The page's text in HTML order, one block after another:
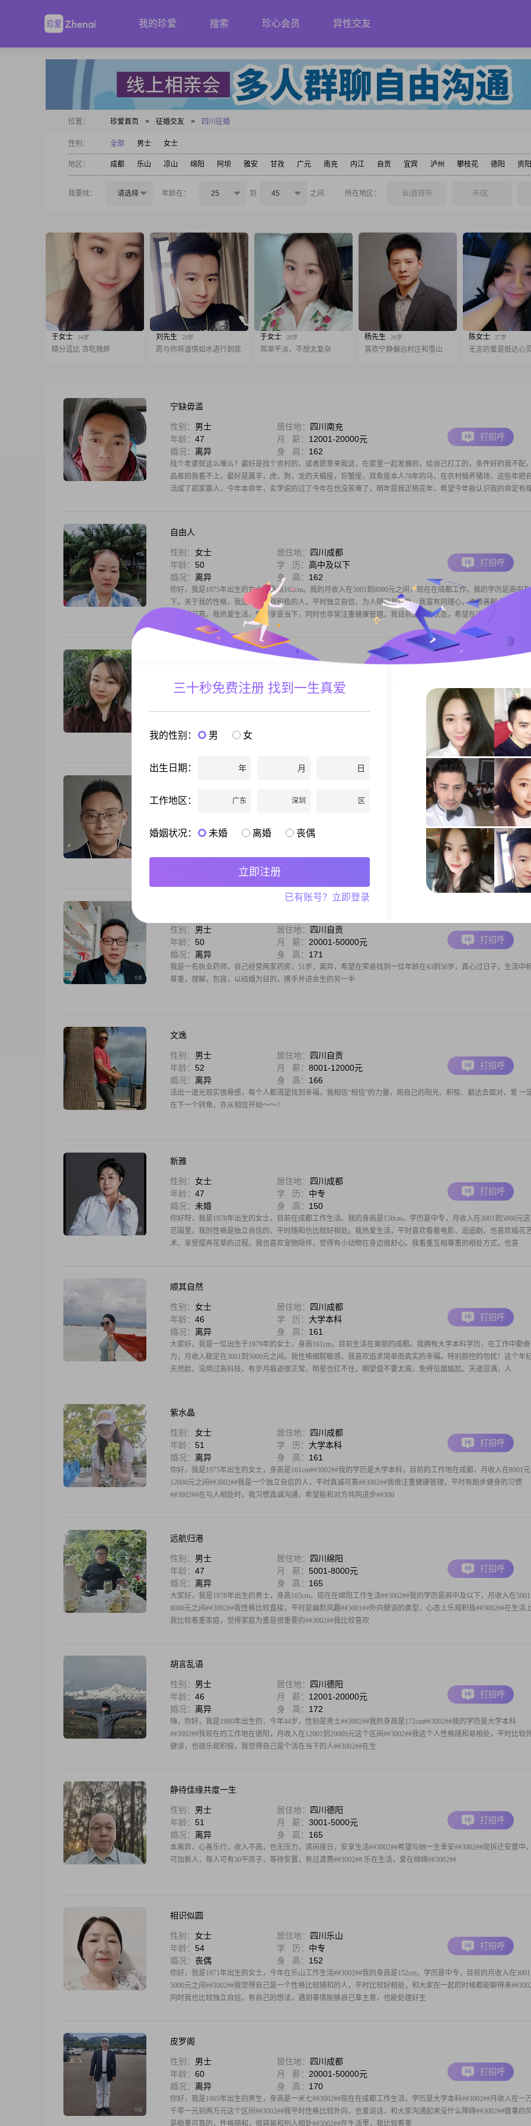
我的珍爱 搜索 珍心会员 异性交友
位置： 珍爱首页 > 征婚交友 > 四川征婚
性别： 全部 男士 女士
地区： 成都 乐山 凉山 绵阳 阿坝 雅安 甘孜 广元 南充 内江 自贡 宜宾 泸州 攀枝花 德阳 资阳
我要找： 请选择 年龄在： 25 到 45 之间 所在地区： 省/直辖市 市/区
于女士 34岁
精分逗比 贪吃微胖
刘先生 29岁
愿与你将温情如水进行到底
于女士 28岁
简单平淡，不想太复杂
杨先生 26岁
喜欢宁静偏远村庄和雪山
陈女士 27岁
无言的爱是抵达心
宁缺毋滥
性别： 男士 居住地：
四川南充
年龄： 47 月 薪： 12001-20000元
婚况： 离异 身 高： 162
找个老婆就这么难么？最好是找个农村的，或者愿意来我这，在家里一起发展的，给自己打工的，条件好的我不配
品差的我看不上，最好是属羊，虎，狗，龙的天蝎座，巨蟹座，双鱼座本人78年的马，在农村搞养猪场，这些年把
活成了孤家寡人，今年本命年，玄学说的过了今年在也没苦难了，明年是我正桃花年，希望今年能认识我的命定有
打招呼
自由人
性别： 女士 居住地：
四川成都
年龄： 50 学 历： 高中及以下
婚况： 离异 身 高： 162
你好，我是1975年出生的女士，身高162cm。我的月收入在5001到8000元之间，现在在成都工作。我的学历是高中及
下。关于我的性格，我是一个乐观积极的人，平时独立自信，为人随和易相处。我富有同理心，也很善解人意，对待
活真诚可靠。我热爱生活，懂得享受当下，同时也非常注重健康管理。我目前是单身状态，希望在这里遇到合
打招呼
年龄：45 学 历：大学本科
你好，我是1980年出生，属猴，四川人，目前在成都工作，我性格开朗爱笑，随和好相处。我比较注重健康管理，
追求简单幸福的生活。平时喜欢散步、少量旅游、看喜欢的书、宅家。在相处中，我看重互相尊重，家庭观念比较
觉得真诚沟通很重要，也比较注重安全感。父母均已退休，孩子已独立，希望在这里遇到一位能真诚相处、正真把
打招呼
性别： 居住地：
婚况：
离异 身 高：170
65年11月生人，性格开朗乐观，待人真诚随和。曾经从事建筑行业，担任建造师，多年职场历练，造就了做事稳重
担当、善于沟通的特质。现已退休，自主创办养殖农场，踏实经营，日子充实自在。平日里爱好广泛，喜爱外出旅游
摄影，善于记录沿途风景；闲暇之余喜欢唱歌、垂钓，享受动静相宜的生活。不喜欢虚假套路，向往简单纯粹的相
打招呼
性别： 男士 居住地：
四川自贡
年龄： 50 月 薪： 20001-50000元
婚况： 离异 身 高： 171
我是一名执业药师，自己经营两家药房，51岁，离异，希望在荣县找到一位年龄在43到50岁，真心过日子，生活中
尊重，理解，包容，以结婚为目的，携手并进余生的另一半
打招呼
文逸
性别： 男士 居住地：
四川自贡
年龄： 52 月 薪： 8001-12000元
婚况： 离异 身 高： 166
活出一道光现实很骨感，每个人都渴望找到幸福，我相信“相信”的力量，用自己的阳光、积极、豁达去面对，爱 一
在下一个转角，亦从相信开始～～！
打招呼
新雅
性别： 女士 居住地：
四川成都
年龄： 47 学 历： 中专
婚况： 未婚 身 高： 150
你好呀，我是1978年出生的女士，目前在成都工作生活。我的身高是150cm，学历是中专，月收入在3001到5000元
范围里。我的性格是独立自信的，平时随和也比较好相处。我热爱生活，平时喜欢看看电影、追追剧，也喜欢插花
术，享受摆弄花草的过程。我也喜欢宠物陪伴，觉得有小动物在身边很舒心。我看重互相尊重的相处方式，也喜
打招呼
顺其自然
性别： 女士 居住地：
四川成都
年龄： 46 学 历： 大学本科
婚况： 离异 身 高： 161
大家好，我是一位出生于1979年的女士，身高161cm，目前生活在美丽的成都。我拥有大学本科学历，在工作中勤
力，月收入稳定在3001到5000元之间。我性格细腻敏感，我喜欢追求简单而真实的幸福。特别颜控的勿扰！这个年
天然脸，没用过高科技，有岁月痕迹很正常，明星也扛不住，期望值不要太高，免得见面尴尬。天道忌满，人
打招呼
紫水晶
性别： 女士 居住地：
四川成都
年龄： 51 学 历： 大学本科
婚况： 离异 身 高： 161
你好，我是1975年出生的女士，身高是161cm##3002##我的学历是大学本科，目前的工作地在成都，月收入在8001元
12000元之间##3002##我是一个独立自信的人，平时真诚可靠##3002##我很注重健康管理，平时有跑步健身的习惯
##3002##在与人相处时，我习惯真诚沟通，希望能和对方共同进步##300
打招呼
远航归港
性别： 男士 居住地：
四川绵阳
年龄： 47 月 薪： 5001-8000元
婚况： 离异 身 高： 165
大家好，我是1978年出生的男士，身高165cm，现在在绵阳工作生活##3002##我的学历是高中及以下，月收入在5001
8000元之间##3002##我性格比较直接，平时是幽默风趣##3001##外向健谈的类型，心态上乐观积极##3002##在生活上
我比较看重家庭，觉得家庭为重是很重要的##3002##我比较喜欢
打招呼
胡言乱语
性别： 男士 居住地：
四川德阳
年龄： 46 月 薪： 12001-20000元
婚况： 离异 身 高： 172
嗨，你好，我是1980年出生的，今年44岁，性别是男士##3002##我的身高是172cm##3002##我的学历是大学本科
##3002##我现在的工作地在德阳，月收入在12001到20000元这个区间##3002##我这个人性格随和易相处，平时比较
健谈，也很乐观积极，我觉得自己是个活在当下的人##3002##在生
打招呼
静待佳缘共度一生
性别： 男士 居住地：
四川德阳
年龄： 51 月 薪： 3001-5000元
婚况： 离异 身 高： 165
本离异，心善乐行，收入不高，也无压力，清闲度日，安享生活##3002##希望与她一生幸安##3002##现拆迁安置中
可加新人，每人可有30平房子，等待安置，有过渡费##3002##.乐在生活，爱在绵绵##3002##
打招呼
相识似圆
性别： 女士 居住地：
四川乐山
年龄： 54 学 历： 中专
婚况： 丧偶 身 高： 152
你好，我是1971年出生的女士，今年在乐山工作生活##3002##我的身高是152cm，学历是中专，目前的月收入在3001
5000元之间##3002##我觉得自己是一个性格比较随和的人，平时比较好相处，和大家在一起的时候都能聊得来
同时我也比较独立自信，有自己的想法，遇到事情能够自己拿主意，也能处理好生
打招呼
皮罗阁
性别： 男士 居住地：
四川成都
年龄： 60 月 薪： 20001-50000元
婚况： 离异 身 高： 170
你好，我是1965年出生的男生，身高是一米七##3002##现在在成都工作生活，学历是大学本科##3002##月收入在一
千零一元到两万元这个区间##3002##我平时性格比较外向，也爱说话，和大家沟通起来没什么障碍##3002##做事的
是稳重可靠的，性格随和，很容易和别人相处##3002##在生活里，我比较看重
打招呼
三十秒免费注册 找到一生真爱
我的性别： 男 女
出生日期： 年 月 日
工作地区： 广东 深圳 区
婚姻状况： 未婚 离婚 丧偶
立即注册
已有账号？立即登录